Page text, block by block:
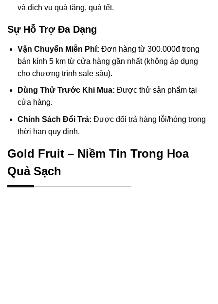
và dịch vụ quà tặng, quà tết.
Sự Hỗ Trợ Đa Dạng
Vận Chuyển Miễn Phí: Đơn hàng từ 300.000đ trong
bán kính 5 km từ cửa hàng gần nhất (không áp dụng
cho chương trình sale sâu).
Dùng Thử Trước Khi Mua: Được thử sản phẩm tại
cửa hàng.
Chính Sách Đổi Trả: Được đổi trả hàng lỗi/hỏng trong
thời hạn quy định.
Gold Fruit – Niềm Tin Trong Hoa
Quả Sạch